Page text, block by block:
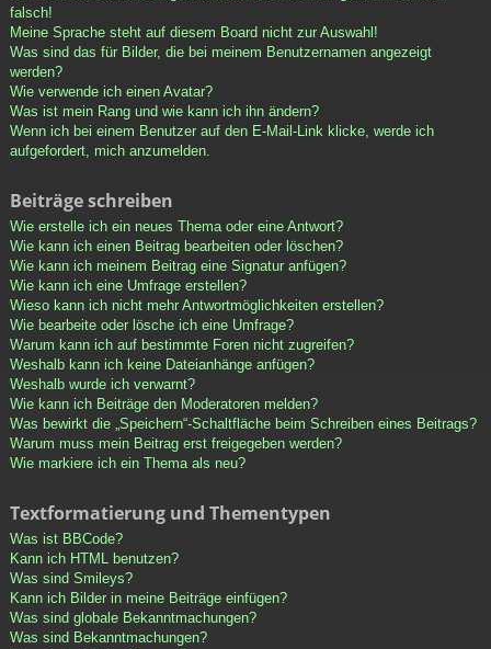
falsch!
Meine Sprache steht auf diesem Board nicht zur Auswahl!
Was sind das für Bilder, die bei meinem Benutzernamen angezeigt
werden?
Wie verwende ich einen Avatar?
Was ist mein Rang und wie kann ich ihn ändern?
Wenn ich bei einem Benutzer auf den E-Mail-Link klicke, werde ich
aufgefordert, mich anzumelden.
Beiträge schreiben
Wie erstelle ich ein neues Thema oder eine Antwort?
Wie kann ich einen Beitrag bearbeiten oder löschen?
Wie kann ich meinem Beitrag eine Signatur anfügen?
Wie kann ich eine Umfrage erstellen?
Wieso kann ich nicht mehr Antwortmöglichkeiten erstellen?
Wie bearbeite oder lösche ich eine Umfrage?
Warum kann ich auf bestimmte Foren nicht zugreifen?
Weshalb kann ich keine Dateianhänge anfügen?
Weshalb wurde ich verwarnt?
Wie kann ich Beiträge den Moderatoren melden?
Was bewirkt die „Speichern“-Schaltfläche beim Schreiben eines Beitrags?
Warum muss mein Beitrag erst freigegeben werden?
Wie markiere ich ein Thema als neu?
Textformatierung und Thementypen
Was ist BBCode?
Kann ich HTML benutzen?
Was sind Smileys?
Kann ich Bilder in meine Beiträge einfügen?
Was sind globale Bekanntmachungen?
Was sind Bekanntmachungen?